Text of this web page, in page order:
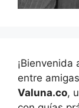
entre
Valuna.co,